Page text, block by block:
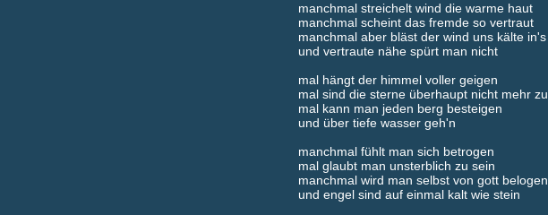
manchmal streichelt wind die warme haut
manchmal scheint das fremde so vertraut
manchmal aber bläst der wind uns kälte
und vertraute nähe spürt man nicht
mal hängt der himmel voller geigen
mal sind die sterne überhaupt nicht mehr
mal kann man jeden berg besteigen
und über tiefe wasser geh'n
manchmal fühlt man sich betrogen
mal glaubt man unsterblich zu sein
manchmal wird man selbst von gott belogen
und engel sind auf einmal kalt wie stein